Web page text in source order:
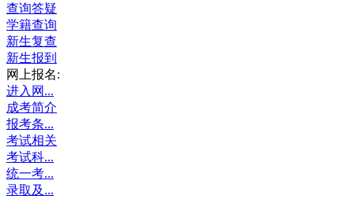
查询答疑
学籍查询
新生复查
新生报到
网上报名:
进入网...
成考简介
报考条...
考试相关
考试科...
统一考...
录取及...